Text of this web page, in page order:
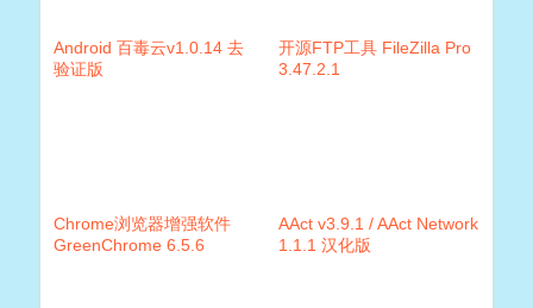
Android 百毒云v1.0.14 去
验证版
开源FTP工具 FileZilla Pro
3.47.2.1
Chrome浏览器增强软件
GreenChrome 6.5.6
AAct v3.9.1 / AAct Network
1.1.1 汉化版